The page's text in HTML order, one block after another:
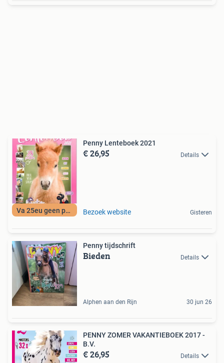
Va 25eu geen porto
Penny Lenteboek 2021
€ 26,95 Details
Bezoek website Gisteren
Penny tijdschrift
Bieden Details
Alphen aan den Rijn 30 jun 26
PENNY ZOMER VAKANTIEBOEK 2017 -
B.V.
€ 26,95 Details